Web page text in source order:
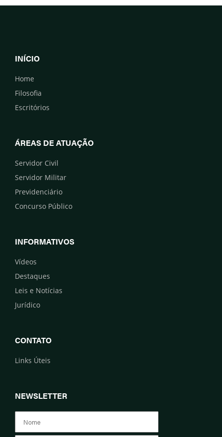
INÍCIO
Home
Filosofia
Escritórios
ÁREAS DE ATUAÇÃO
Servidor Civil
Servidor Militar
Previdenciário
Concurso Público
INFORMATIVOS
Vídeos
Destaques
Leis e Notícias
Jurídico
CONTATO
Links Úteis
NEWSLETTER